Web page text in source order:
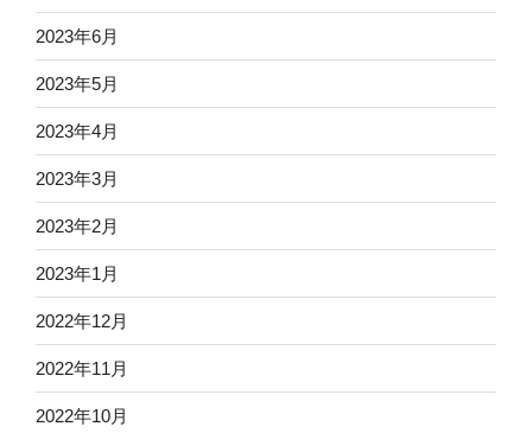
2023年6月
2023年5月
2023年4月
2023年3月
2023年2月
2023年1月
2022年12月
2022年11月
2022年10月